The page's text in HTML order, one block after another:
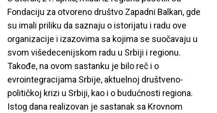
Fondaciju za otvoreno društvo Zapadni Balkan, gde
su imali priliku da saznaju o istorijatu i radu ove
organizacije i izazovima sa kojima se suočavaju u
svom višedecenijskom radu u Srbiji i regionu.
Takođe, na ovom sastanku je bilo reč i o
evrointegracijama Srbije, aktuelnoj društveno-
političkoj krizi u Srbiji, kao i o budućnosti regiona.
Istog dana realizovan je sastanak sa Krovnom